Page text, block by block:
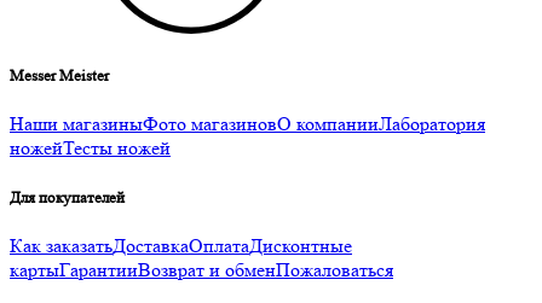
Messer Meister
Наши магазиныФото магазиновО компанииЛаборатория
ножейТесты ножей
Для покупателей
Как заказатьДоставкаОплатаДисконтные
картыГарантииВозврат и обменПожаловаться